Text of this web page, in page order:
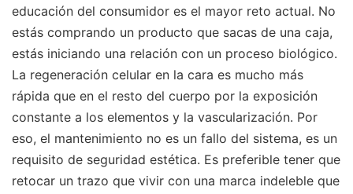
educación del consumidor es el mayor reto actual. No
estás comprando un producto que sacas de una caja,
estás iniciando una relación con un proceso biológico.
La regeneración celular en la cara es mucho más
rápida que en el resto del cuerpo por la exposición
constante a los elementos y la vascularización. Por
eso, el mantenimiento no es un fallo del sistema, es un
requisito de seguridad estética. Es preferible tener que
retocar un trazo que vivir con una marca indeleble que